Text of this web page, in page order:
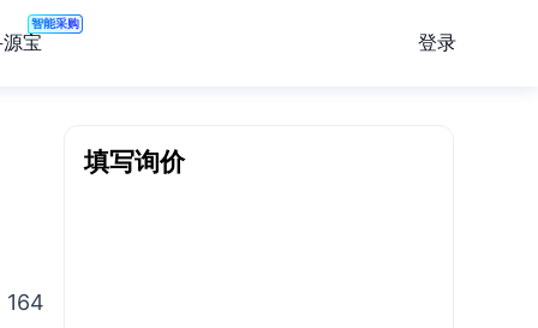
宝
智能采购
登录
164
填写询价